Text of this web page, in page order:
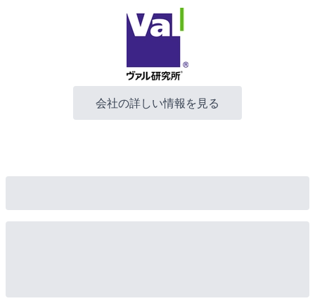
会社の詳しい情報を見る